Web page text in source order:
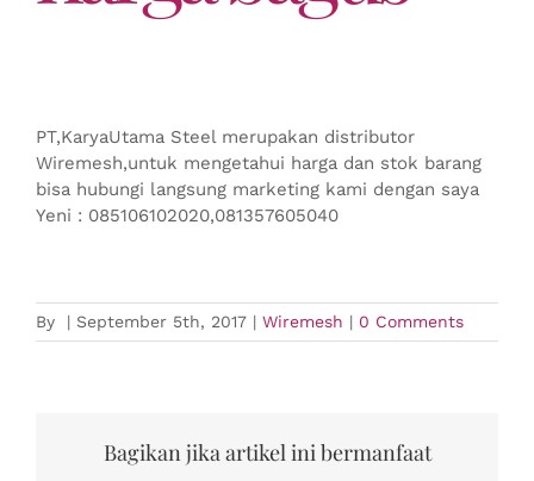
PT,KaryaUtama Steel merupakan distributor
Wiremesh,untuk mengetahui harga dan stok barang
bisa hubungi langsung marketing kami dengan saya
Yeni : 085106102020,081357605040
By | September 5th, 2017 | Wiremesh | 0 Comments
Bagikan jika artikel ini bermanfaat